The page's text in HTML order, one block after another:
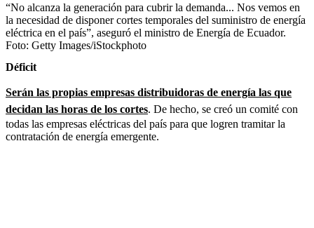
“No alcanza la generación para cubrir la demanda... Nos vemos en
la necesidad de disponer cortes temporales del suministro de energía
eléctrica en el país”, aseguró el ministro de Energía de Ecuador.
Foto: Getty Images/iStockphoto
Déficit
Serán las propias empresas distribuidoras de energía las que
decidan las horas de los cortes. De hecho, se creó un comité con
todas las empresas eléctricas del país para que logren tramitar la
contratación de energía emergente.